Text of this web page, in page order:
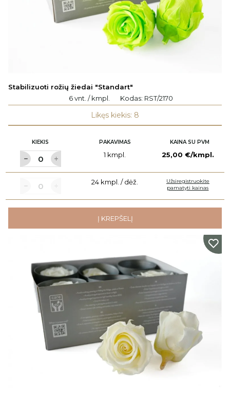
Stabilizuoti rožių žiedai "Standart"
6 vnt. / kmpl.
Kodas: RST/2170
Likęs kiekis: 8
KIEKIS PAKAVIMAS KAINA SU PVM
1 kmpl. 25,00 €/kmpl.
24 kmpl. / dėž.
Užsiregistruokite
pamatyti kainas
Į KREPŠELĮ